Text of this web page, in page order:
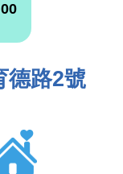
德路2號